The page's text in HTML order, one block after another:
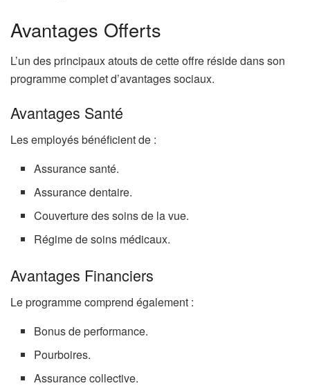
Avantages Offerts
L’un des principaux atouts de cette offre réside dans son
programme complet d’avantages sociaux.
Avantages Santé
Les employés bénéficient de :
Assurance santé.
Assurance dentaire.
Couverture des soins de la vue.
Régime de soins médicaux.
Avantages Financiers
Le programme comprend également :
Bonus de performance.
Pourboires.
Assurance collective.